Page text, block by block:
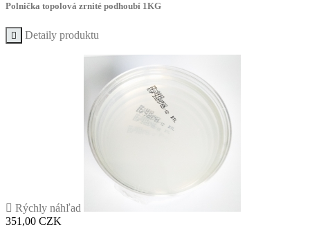
Polnička topolová zrnité podhoubí 1KG
 Detaily produktu
 Rýchly náhľad
Cena
351,00 CZK